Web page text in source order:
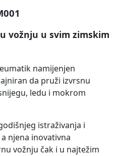
vožnju u svim zimskim
namijenjen
da pruži izvrsnu
ledu i mokrom
istraživanja i
njena inovativna
vožnju čak i u najtežim